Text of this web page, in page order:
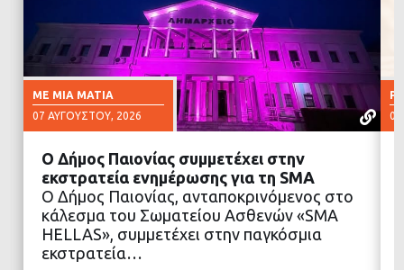
ΜΕ ΜΙΑ ΜΑΤΙΆ
07 ΑΥΓΟΎΣΤΟΥ, 2026
ΔΙΑΒΑΣΤΕ ΠΕΡΙΣΣΟΤΕΡΑ
Ο Δήμος Παιονίας συμμετέχει στην
εκστρατεία ενημέρωσης για τη SMA
Ο Δήμος Παιονίας, ανταποκρινόμενος στο
κάλεσμα του Σωματείου Ασθενών «SMA
HELLAS», συμμετέχει στην παγκόσμια
εκστρατεία…